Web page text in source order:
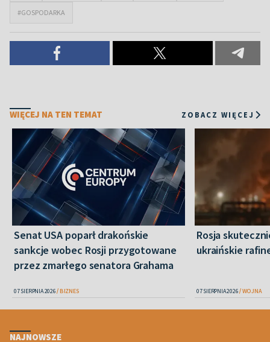
#GOSPODARKA
WIĘCEJ NA TEN TEMAT ZOBACZ WIĘCEJ
Senat USA poparł drakońskie
sankcje wobec Rosji przygotowane
przez zmarłego senatora Grahama
07 SIERPNIA 2026 BIZNES
Rosja
ukraińskie
07 SIERPNIA 2026 WOJNA
NAJNOWSZE